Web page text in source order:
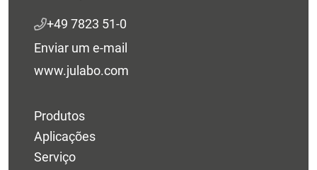
+49 7823 51-0
Enviar um e-mail
www.julabo.com
Produtos
Aplicações
Serviço